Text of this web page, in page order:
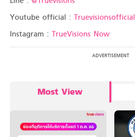
Youtube official : Truevisionsofficial
Instagram : TrueVisions Now
Most View